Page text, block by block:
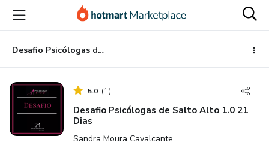
para
conteúdo
principal
para
pagamento
para
rodapé
Desafio Psicólogas de Salto Alto 1.0 21 Dias
5.0 (1)
Desafio Psicólogas de Salto Alto 1.0 21
Dias
Sandra Moura Cavalcante